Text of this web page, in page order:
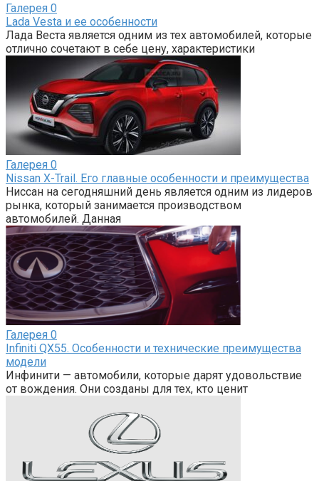
Галерея 0
Lada Vesta и ее особенности
Лада Веста является одним из тех автомобилей, которые
отлично сочетают в себе цену, характеристики
Галерея 0
Nissan X-Trail. Его главные особенности и преимущества
Ниссан на сегодняшний день является одним из лидеров
рынка, который занимается производством
автомобилей. Данная
Галерея 0
Infiniti QX55. Особенности и технические преимущества
модели
Инфинити — автомобили, которые дарят удовольствие
от вождения. Они созданы для тех, кто ценит